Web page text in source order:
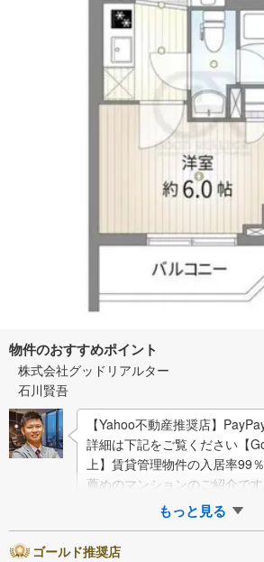
物件のおすすめポイント
株式会社グッドリアルター
石川賢吾
【Yahoo不動産推奨店】
詳細は下記をご覧ください【
上】賃貸管理物件の入居率99
薦めのマンションのご紹介です
を購入する際、最大のリ…
もっと見る
ゴールド推奨店